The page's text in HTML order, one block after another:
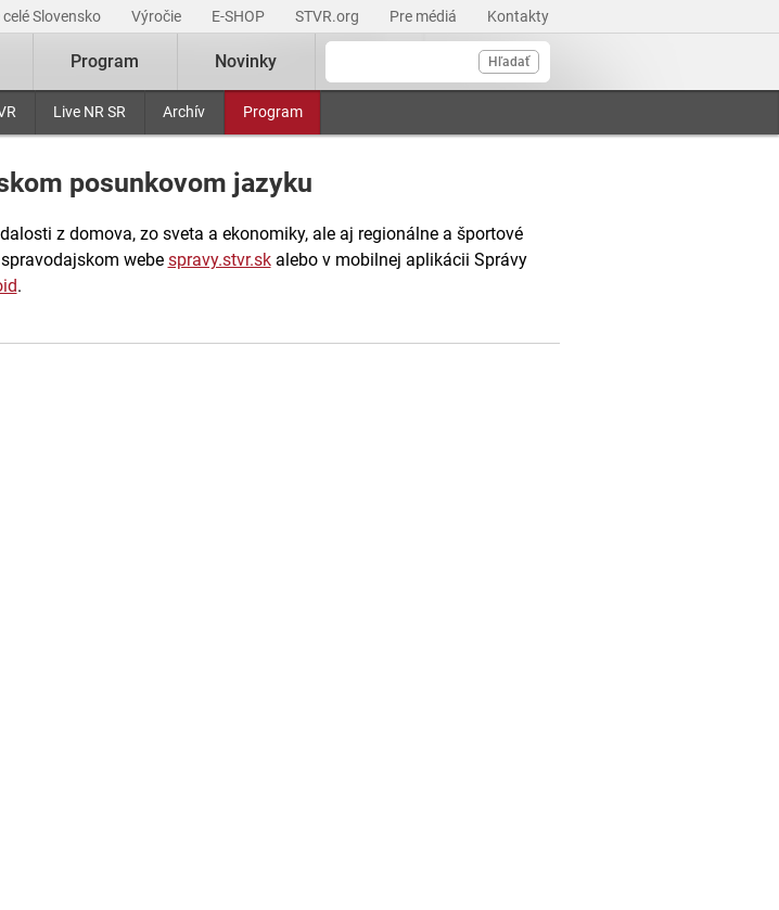
celé Slovensko Výročie E-SHOP STVR.org Pre médiá Kontakty
Hľadať
Live NR SR Archív Program
Program Novinky
posunkovom jazyku
z domova, zo sveta a ekonomiky, ale aj regionálne a športové
webe spravy.stvr.skalebo v mobilnej aplikácii Správy
.